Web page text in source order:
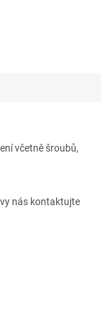
včetně šroubů,
nás kontaktujte